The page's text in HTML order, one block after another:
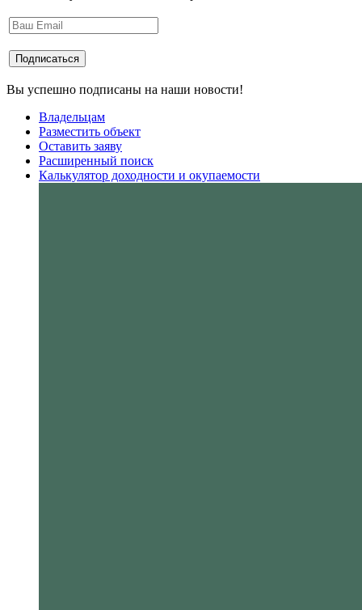
Вы успешно подписаны на наши новости!
Владельцам
Разместить объект
Оставить заяву
Расширенный поиск
Калькулятор доходности и окупаемости